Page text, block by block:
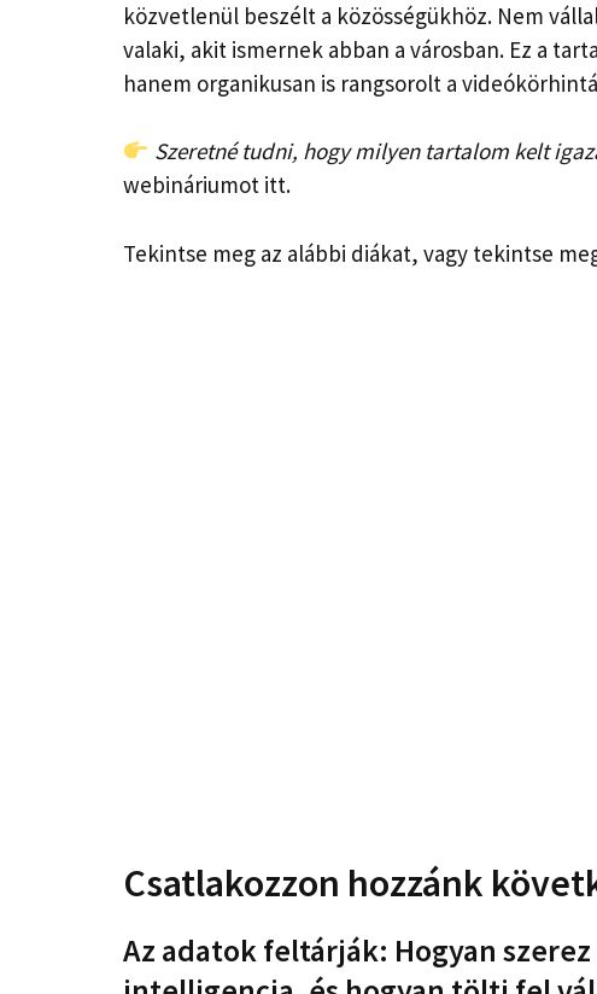
közvetlenül beszélt a közösségükhöz. Nem
valaki, akit ismernek abban a városban. Ez a
hanem organikusan is rangsorolt ​​a
Szeretné tudni, hogy milyen tartalom kelt
webináriumot itt.
Tekintse meg az alábbi diákat, vagy tekintse
Csatlakozzon hozzánk
Az adatok feltárják: Hogyan